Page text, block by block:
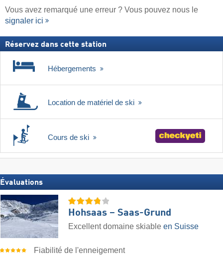
Vous avez remarqué une erreur ? Vous pouvez nous le
signaler ici
Réservez dans cette station
Hébergements
Location de matériel de ski
Cours de ski
Évaluations
Hohsaas – Saas-Grund
Excellent domaine skiable en Suisse
Fiabilité de l'enneigement